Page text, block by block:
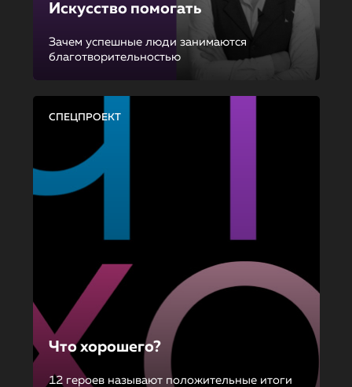
Искусство помогать
Зачем успешные люди занимаются
благотворительностью
СПЕЦПРОЕКТ
Что хорошего?
12 героев называют положительные итоги